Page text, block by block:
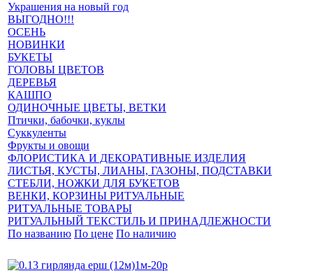
Украшения на новый год
ВЫГОДНО!!!
ОСЕНЬ
НОВИНКИ
БУКЕТЫ
ГОЛОВЫ ЦВЕТОВ
ДЕРЕВЬЯ
КАШПО
ОДИНОЧНЫЕ ЦВЕТЫ, ВЕТКИ
Птички, бабочки, куклы
Суккуленты
Фрукты и овощи
ФЛОРИСТИКА И ДЕКОРАТИВНЫЕ ИЗДЕЛИЯ
ЛИСТЬЯ, КУСТЫ, ЛИАНЫ, ГАЗОНЫ, ПОДСТАВКИ
СТЕБЛИ, НОЖКИ ДЛЯ БУКЕТОВ
ВЕНКИ, КОРЗИНЫ РИТУАЛЬНЫЕ
РИТУАЛЬНЫЕ ТОВАРЫ
РИТУАЛЬНЫЙ ТЕКСТИЛЬ И ПРИНАДЛЕЖНОСТИ
По названию По цене По наличию